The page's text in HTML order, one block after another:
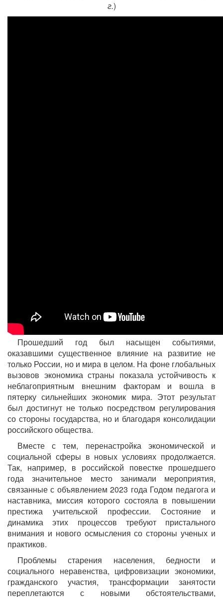
г.)
Прошедший год был насыщен событиями,
оказавшими существенное влияние на развитие не
только России, но и мира в целом. На фоне глобальных
вызовов экономика страны показала устойчивость к
неблагоприятным внешним факторам и вошла в
пятерку сильнейших экономик мира. Этот результат
был достигнут не только посредством регулирования
со стороны государства, но и благодаря консолидации
российского общества.
Вместе с тем, перенастройка экономической и
социальной сферы в новых условиях продолжается.
Так, например, в российской повестке прошедшего
года значительное место занимали мероприятия,
связанные с объявлением 2023 года Годом педагога и
наставника, миссия которого состояла в повышении
престижа учительской профессии. Состояние и
динамика этих процессов требуют пристального
внимания и нового осмысления со стороны ученых и
практиков.
Проблемы старения населения, бедности и
социального неравенства, цифровизации экономики,
гражданского участия, трансформации занятости
переплетаются с новыми обстоятельствами,